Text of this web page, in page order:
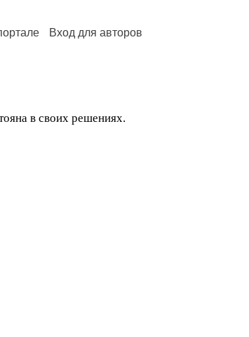
Вход для авторов
в своих решениях.